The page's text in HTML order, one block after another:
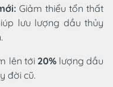
Giảm thiểu tổn thất
lưu lượng dầu thủy
lên tới 20%lượng dầu
đời cũ.